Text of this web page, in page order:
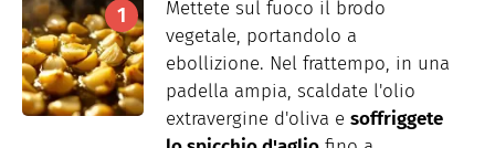
Mettete sul fuoco il brodo
vegetale, portandolo a
ebollizione. Nel frattempo, in una
padella ampia, scaldate l'olio
extravergine d'oliva e soffriggete